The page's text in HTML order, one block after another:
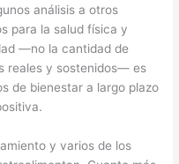
análisis a otros
para la salud física y
—no la cantidad de
reales y sostenidos— es
de bienestar a largo plazo
y varios de los